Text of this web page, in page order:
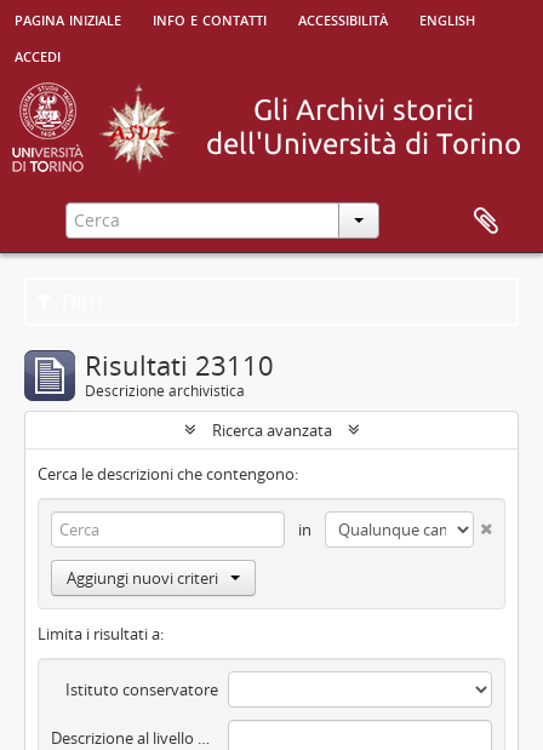
pagina iniziale info e contatti accessibilità
english
accedi
Risultati 23110
Descrizione archivistica
Ricerca avanzata
Cerca le descrizioni che contengono:
in
Aggiungi nuovi criteri
Limita i risultati a:
Istituto conservatore
Descrizione al livello più alto